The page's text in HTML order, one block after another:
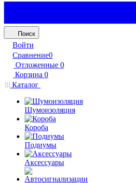
Поиск
Войти
Сравнение0
Отложенные 0
Корзина 0
Каталог
Шумоизоляция
Короба
Подиумы
Аксессуары